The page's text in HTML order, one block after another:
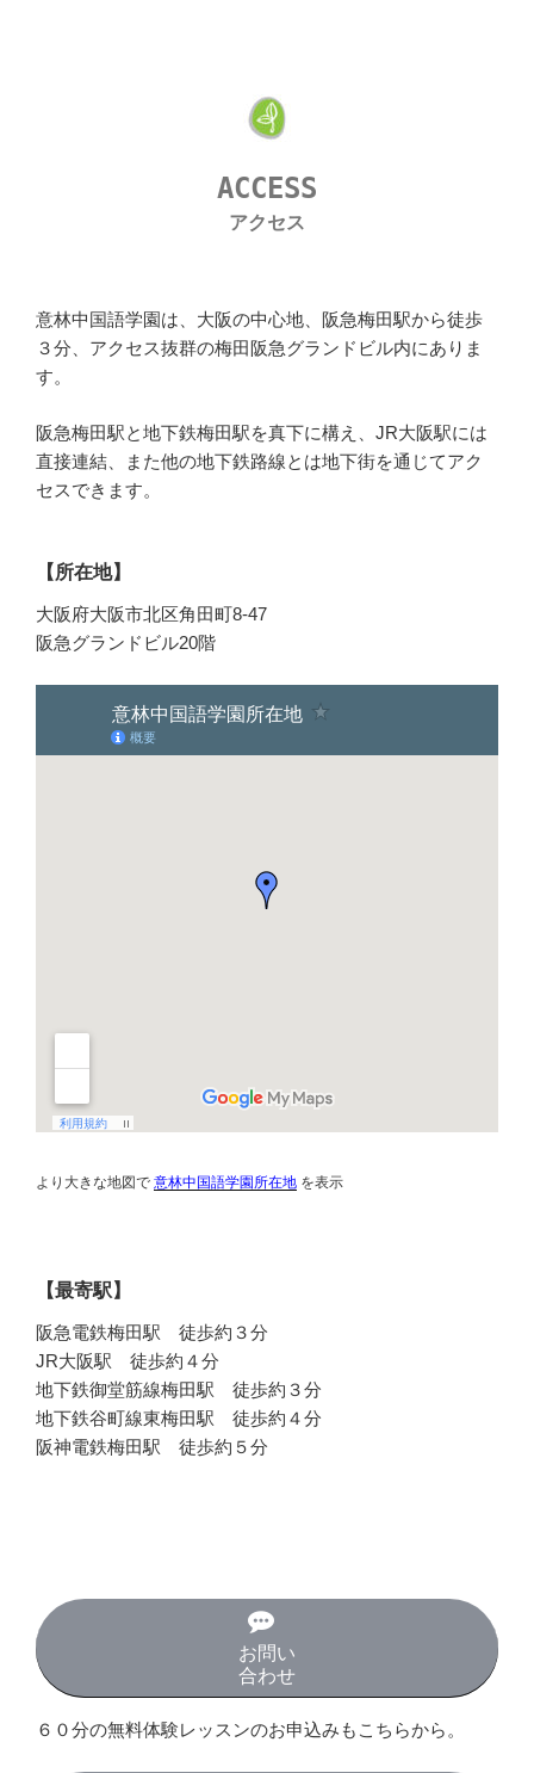
ACCESS
アクセス
意林中国語学園は、大阪の中心地、阪急梅田駅から徒歩
３分、アクセス抜群の梅田阪急グランドビル内にありま
す。
阪急梅田駅と地下鉄梅田駅を真下に構え、JR大阪駅には
直接連結、また他の地下鉄路線とは地下街を通じてアク
セスできます。
【所在地】
大阪府大阪市北区角田町8-47
阪急グランドビル20階
より大きな地図で 意林中国語学園所在地 を表示
【最寄駅】
阪急電鉄梅田駅 徒歩約３分
JR大阪駅 徒歩約４分
地下鉄御堂筋線梅田駅 徒歩約３分
地下鉄谷町線東梅田駅 徒歩約４分
阪神電鉄梅田駅 徒歩約５分
お問い
合わせ
６０分の無料体験レッスンのお申込みもこちらから。